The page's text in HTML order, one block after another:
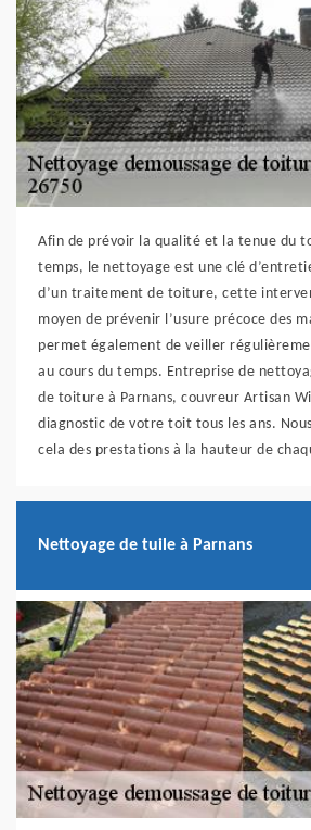
Afin de prévoir la qualité et la tenue du
temps, le nettoyage est une clé
d’un traitement de toiture, cette
moyen de prévenir l’usure précoce des
permet également de veiller
au cours du temps. Entreprise de
de toiture à Parnans, couvreur Artisan
diagnostic de votre toit tous les ans.
cela des prestations à la hauteur de
Nettoyage de tuile à Parnans